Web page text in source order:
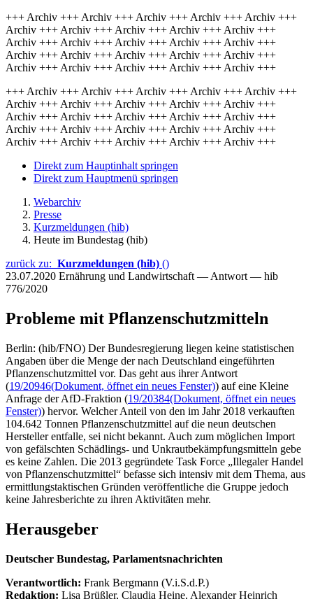
+++ Archiv +++ Archiv +++ Archiv +++ Archiv +++ Archiv +++
Archiv +++ Archiv +++ Archiv +++ Archiv +++ Archiv +++
Archiv +++ Archiv +++ Archiv +++ Archiv +++ Archiv +++
Archiv +++ Archiv +++ Archiv +++ Archiv +++ Archiv +++
Archiv +++ Archiv +++ Archiv +++ Archiv +++ Archiv +++
+++ Archiv +++ Archiv +++ Archiv +++ Archiv +++ Archiv +++
Archiv +++ Archiv +++ Archiv +++ Archiv +++ Archiv +++
Archiv +++ Archiv +++ Archiv +++ Archiv +++ Archiv +++
Archiv +++ Archiv +++ Archiv +++ Archiv +++ Archiv +++
Archiv +++ Archiv +++ Archiv +++ Archiv +++ Archiv +++
Direkt zum Hauptinhalt springen
Direkt zum Hauptmenü springen
Webarchiv
Presse
Kurzmeldungen (hib)
Heute im Bundestag (hib)
zurück zu: Kurzmeldungen (hib) ()
23.07.2020 Ernährung und Landwirtschaft — Antwort — hib
776/2020
Probleme mit Pflanzenschutzmitteln
Berlin: (hib/FNO) Der Bundesregierung liegen keine statistischen
Angaben über die Menge der nach Deutschland eingeführten
Pflanzenschutzmittel vor. Das geht aus ihrer Antwort
(19/20946(Dokument, öffnet ein neues Fenster)) auf eine Kleine
Anfrage der AfD-Fraktion (19/20384(Dokument, öffnet ein neues
Fenster)) hervor. Welcher Anteil von den im Jahr 2018 verkauften
104.642 Tonnen Pflanzenschutzmittel auf die neun deutschen
Hersteller entfalle, sei nicht bekannt. Auch zum möglichen Import
von gefälschten Schädlings- und Unkrautbekämpfungsmitteln gebe
es keine Zahlen. Die 2013 gegründete Task Force „Illegaler Handel
von Pflanzenschutzmittel“ befasse sich intensiv mit dem Thema, aus
ermittlungstaktischen Gründen veröffentliche die Gruppe jedoch
keine Jahresberichte zu ihren Aktivitäten mehr.
Herausgeber
Deutscher Bundestag, Parlamentsnachrichten
Verantwortlich: Frank Bergmann (V.i.S.d.P.)
Redaktion: Lisa Brüßler, Claudia Heine, Alexander Heinrich